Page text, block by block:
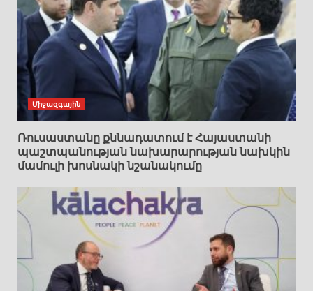
Միջազգային
Ռուսաստանը քննադատում է Հայաստանի
պաշտպանության նախարարության նախկին
մամուլի խոսնակի նշանակումը